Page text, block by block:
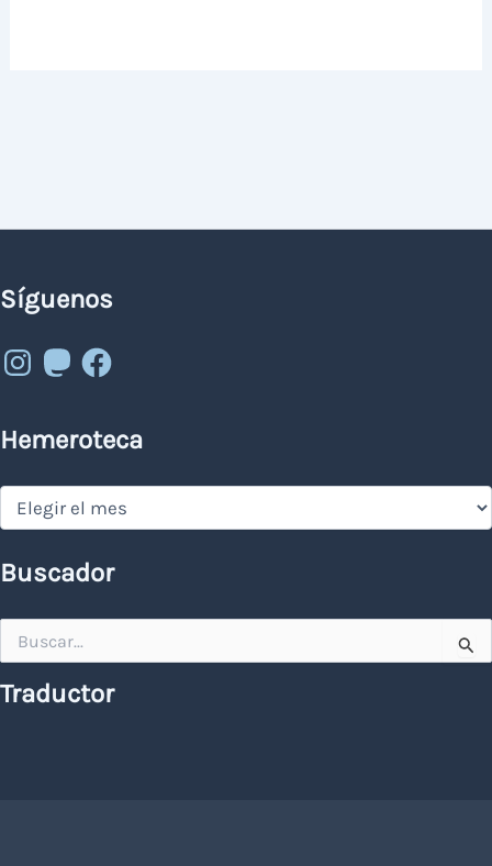
Síguenos
Instagram
MastodonFacebook
Hemeroteca
Hemeroteca
Buscador
por:
Traductor